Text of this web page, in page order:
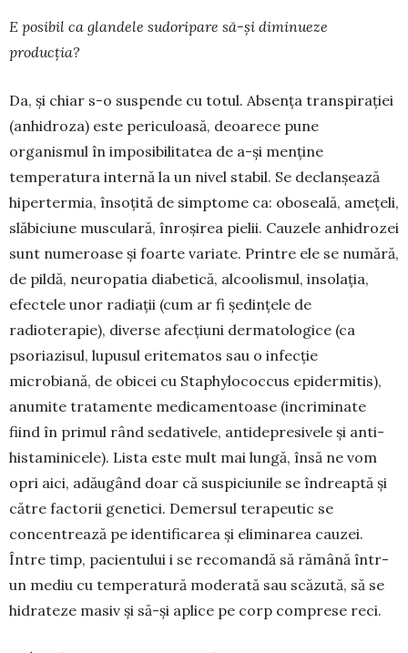
E posibil ca glandele sudoripare să-și dimi­nueze
producția?
Da, și chiar s-o suspende cu totul. Absența trans­pirației
(anhidroza) este periculoasă, deoa­rece pune
organismul în imposibilitatea de a-și menține
temperatura internă la un nivel stabil. Se declanșează
hipertermia, însoțită de simptome ca: oboseală, amețeli,
slăbiciune musculară, înroșirea pielii. Cauzele anhidrozei
sunt numeroase și foar­te variate. Printre ele se numără,
de pildă, neu­ropatia diabetică, alcoolismul, insolația,
efectele unor radiații (cum ar fi ședințele de
radioterapie), diverse afecțiuni dermatologice (ca
psoriazisul, lupusul eritematos sau o infecție
microbiană, de obicei cu Staphylococcus epidermitis),
anumite tratamente medicamentoase (incriminate
fiind în primul rând sedativele, antidepresivele și anti­
histaminicele). Lista este mult mai lungă, însă ne vom
opri aici, adăugând doar că suspiciunile se îndreaptă și
către factorii genetici. Demersul terapeutic se
concentrează pe identificarea și eliminarea cauzei.
Între timp, pacientului i se re­comandă să rămână într-
un mediu cu tempe­ratură moderată sau scăzută, să se
hidrateze ma­siv și să-și aplice pe corp comprese reci.